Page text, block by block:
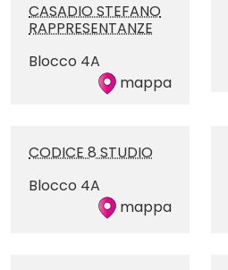
CASADIO STEFANO
RAPPRESENTANZE
Blocco 4A
mappa
CODICE 8 STUDIO
Blocco 4A
mappa